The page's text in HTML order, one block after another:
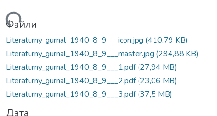
Файли
Literaturny_gurnal_1940_8_9___icon.jpg (410,79 KB)
Literaturny_gurnal_1940_8_9___master.jpg (294,88 KB)
Literaturny_gurnal_1940_8_9___1.pdf(27,94 MB)
Literaturny_gurnal_1940_8_9___2.pdf(23,06 MB)
Literaturny_gurnal_1940_8_9___3.pdf(37,5 MB)
Дата